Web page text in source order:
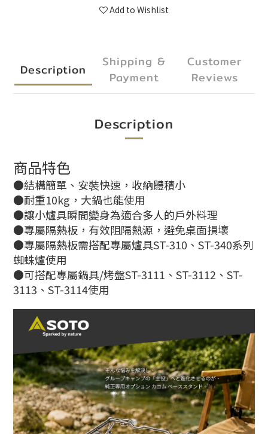
Add to Wishlist
Description
Shipping &
Payment
Customer
Reviews
Description
商品特色
●結構簡單、安裝快速，收納體積小
●耐重10kg，大鍋也能使用
●讓小爐具瞬間變身為適合多人的戶外料理
●專屬隔熱板，有效阻隔熱源，避免桌面損壞
●專屬隔熱板需搭配專屬爐具ST-310、ST-340系列
蜘蛛爐使用
●可搭配專屬鍋具/烤盤ST-3111、ST-3112、ST-
3113、ST-3114使用